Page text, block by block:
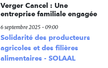
Verger Cancel : Une
entreprise familiale engagée
6 septembre 2025 - 09:00
Solidarité des producteurs
agricoles et des filières
alimentaires - SOLAAL